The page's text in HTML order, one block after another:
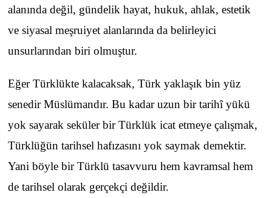
alanında değil, gündelik hayat, hukuk, ahlak, estetik
ve siyasal meşruiyet alanlarında da belirleyici
unsurlarından biri olmuştur.
Eğer Türklükte kalacaksak, Türk yaklaşık bin yüz
senedir Müslümandır. Bu kadar uzun bir tarihî yükü
yok sayarak seküler bir Türklük icat etmeye çalışmak,
Türklüğün tarihsel hafızasını yok saymak demektir.
Yani böyle bir Türklü tasavvuru hem kavramsal hem
de tarihsel olarak gerçekçi değildir.